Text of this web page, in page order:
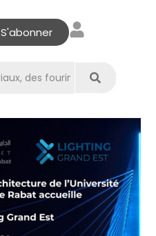
S'abonner